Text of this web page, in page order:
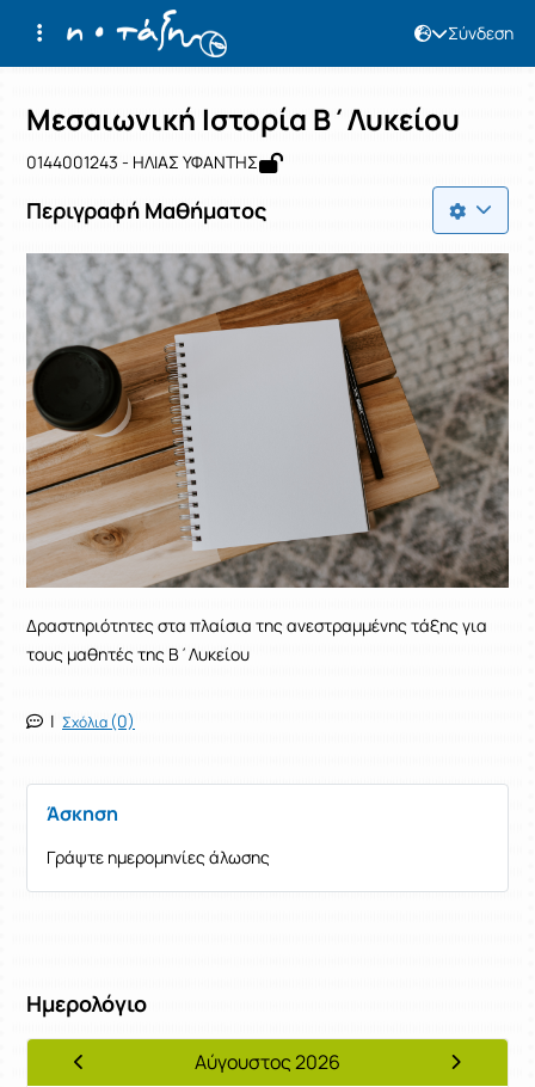
Σύνδεση
Αρχική Σελίδα
Μάθημα : Μεσαιωνική Ιστορία
Κωδικός : 0144001243
Μεσαιωνική Ιστορία Β΄Λυκείου
0144001243 - ΗΛΙΑΣ ΥΦΑΝΤΗΣ
Περιγραφή Μαθήματος
Δραστηριότητες στα πλαίσια της ανεστραμμένης τάξης για
τους μαθητές της Β΄Λυκείου
| Σχόλια (0)
Άσκηση
Γράψτε ημερομηνίες άλωσης
Ημερολόγιο
Προηγούμενος ΜήναςΑύγουστος 2026
Επόμενος